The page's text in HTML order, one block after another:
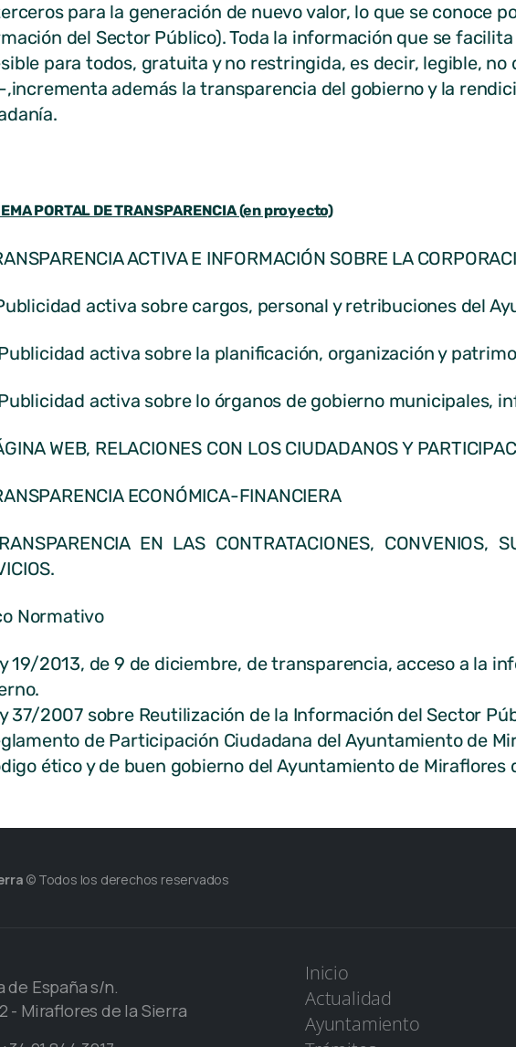
para la generación de nuevo valor, lo que se conoce
del Sector Público). Toda la información que se
para todos, gratuita y no restringida, es decir, legible, no
además la transparencia del gobierno y la
PORTAL DE TRANSPARENCIA (en proyecto)
ACTIVA E INFORMACIÓN SOBRE LA
activa sobre cargos, personal y retribuciones del
activa sobre la planificación, organización y
activa sobre lo órganos de gobierno municipales,
WEB, RELACIONES CON LOS CIUDADANOS Y
ECONÓMICA-FINANCIERA
EN LAS CONTRATACIONES, CONVENIOS,
Normativo
19/2013, de 9 de diciembre, de transparencia, acceso a la
37/2007 sobre Reutilización de la Información del Sector
de Participación Ciudadana del Ayuntamiento de
ético y de buen gobierno del Ayuntamiento de Miraflores
© Todos los derechos reservados
de España s/n.
- Miraflores de la Sierra
Inicio
Actualidad
Ayuntamiento